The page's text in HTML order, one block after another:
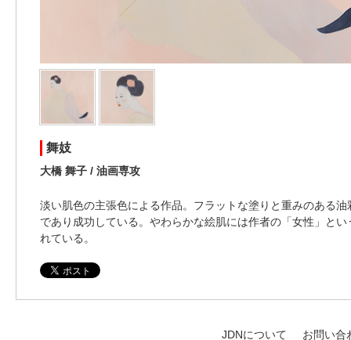
舞妓
大橋 舞子 / 油画専攻
淡い肌色の主張色による作品。フラットな塗りと重みのある
であり成功している。やわらかな絵肌には作者の「女性」と
れている。
JDNについて お問い合